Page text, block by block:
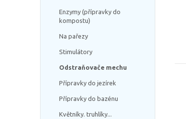
Enzymy (přípravky do
kompostu)
Na pařezy
Stimulátory
Odstraňovače mechu
Přípravky do jezírek
Přípravky do bazénu
Květníky. truhlíky...